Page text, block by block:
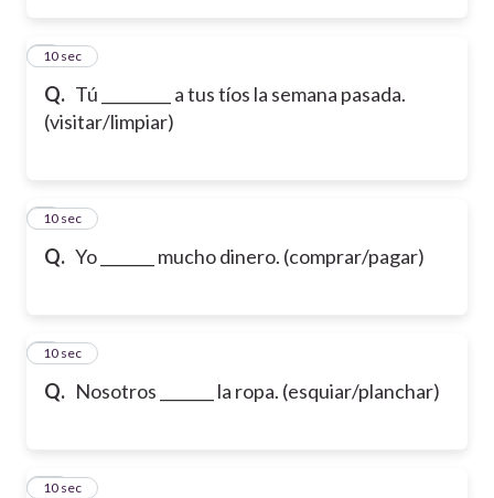
Q. Tú _________ a tus tíos la semana pasada.
(visitar/limpiar)
710 sec
Q. Yo _______ mucho dinero. (comprar/pagar)
810 sec
Q. Nosotros _______ la ropa. (esquiar/planchar)
910 sec
10
10 sec